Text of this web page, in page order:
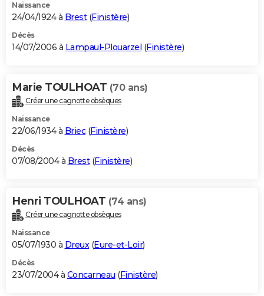
Naissance
24/04/1924 à Brest(Finistère)
Décès
14/07/2006 à Lampaul-Plouarzel (Finistère)
Marie TOULHOAT (70 ans)
Créer une cagnotte obsèques
Naissance
22/06/1934 à Briec(Finistère)
Décès
07/08/2004 à Brest(Finistère)
Henri TOULHOAT (74 ans)
Créer une cagnotte obsèques
Naissance
05/07/1930 à Dreux(Eure-et-Loir)
Décès
23/07/2004 à Concarneau (Finistère)